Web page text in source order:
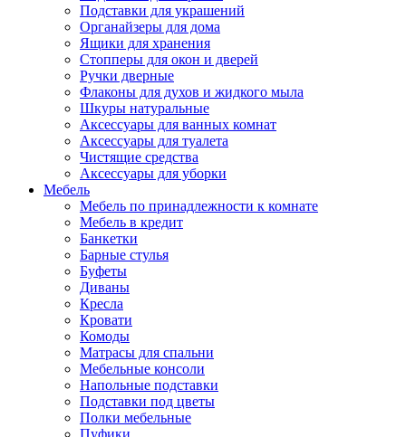
Подставки для украшений
Органайзеры для дома
Ящики для хранения
Стопперы для окон и дверей
Ручки дверные
Флаконы для духов и жидкого мыла
Шкуры натуральные
Аксессуары для ванных комнат
Аксессуары для туалета
Чистящие средства
Аксессуары для уборки
Мебель
Мебель по принадлежности к комнате
Мебель в кредит
Банкетки
Барные стулья
Буфеты
Диваны
Кресла
Кровати
Комоды
Матрасы для спальни
Мебельные консоли
Напольные подставки
Подставки под цветы
Полки мебельные
Пуфики